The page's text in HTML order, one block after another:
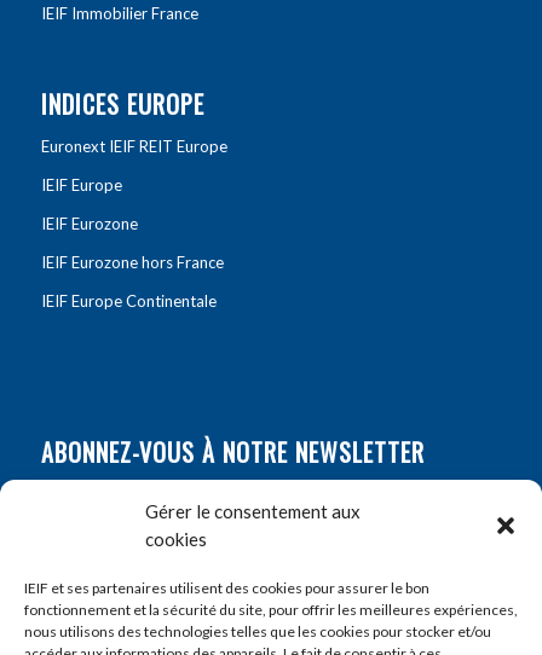
Gérer le consentement aux
cookies
IEIF et ses partenaires utilisent des cookies pour assurer le bon
fonctionnement et la sécurité du site, pour offrir les meilleures expériences,
nous utilisons des technologies telles que les cookies pour stocker et/ou
IEIF Immobilier France
INDICES EUROPE
Euronext IEIF REIT Europe
IEIF Europe
IEIF Eurozone
IEIF Eurozone hors France
IEIF Europe Continentale
ABONNEZ-VOUS À NOTRE NEWSLETTER
Prénom*